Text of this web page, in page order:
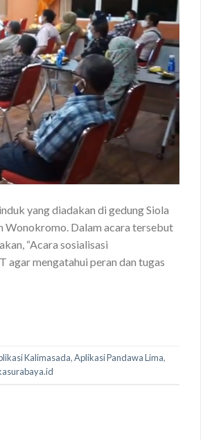
yang diadakan di gedung Siola
Wonokromo. Dalam acara tersebut
“Acara sosialisasi
agar mengatahui peran dan tugas
Kalimasada,Aplikasi Pandawa Lima,